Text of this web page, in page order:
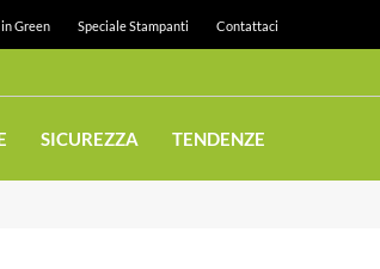
Green Speciale Stampanti Contattaci
SICUREZZA TENDENZE